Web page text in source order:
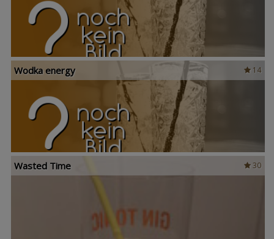
14
Wodka energy
30
Wasted Time